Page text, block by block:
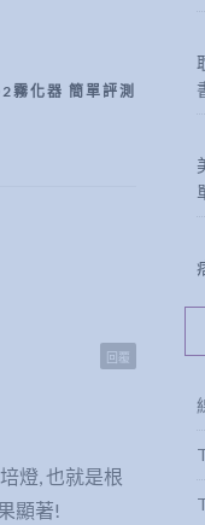
霧化器 簡單評測
燈, 也就是根
顯著!
回覆